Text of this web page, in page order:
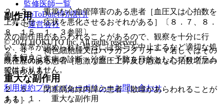
２．３． 重篤な心血管障害のある患者［血圧又は心拍数を
上昇させ、症状を悪化させるおそれがある］〔８．７、８．
８、１５．１．３参照〕。
２．４． 褐色細胞腫又はパラガングリオーマ若しくはその
既往歴のある患者［急激な血圧上昇及び急激な心拍数増加の
報告がある］。
２．５． 閉塞隅角緑内障の患者［散瞳があらわれることが
ある］。
副作用
次の副作用があらわれることがあるので、観察を十分に行
い、異常が認められた場合には投与を中止するなど適切な処
置を行うこと。
重大な副作用
１１．１． 重大な副作用
監修医師一覧
UpToDate特別割引
運営会社
© 2021 HOKUTO Inc. All rights reserved.
※本製品は疾病の診断・治療・予防を目的としたプログラム
ではありません。
利用規約プライバシーポリシーお問い合わせ